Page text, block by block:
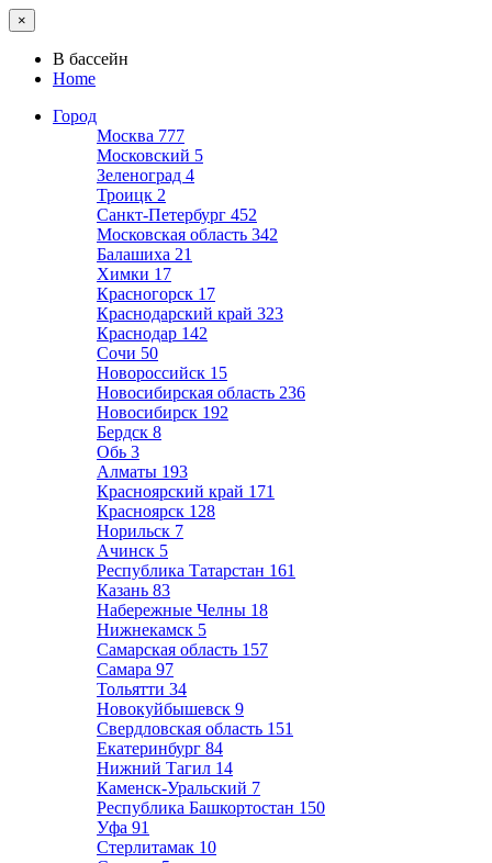
×
В бассейн
Home
Город
Москва 777
Московский 5
Зеленоград 4
Троицк 2
Санкт-Петербург 452
Московская область 342
Балашиха 21
Химки 17
Красногорск 17
Краснодарский край 323
Краснодар 142
Сочи 50
Новороссийск 15
Новосибирская область 236
Новосибирск 192
Бердск 8
Обь 3
Алматы 193
Красноярский край 171
Красноярск 128
Норильск 7
Ачинск 5
Республика Татарстан 161
Казань 83
Набережные Челны 18
Нижнекамск 5
Самарская область 157
Самара 97
Тольятти 34
Новокуйбышевск 9
Свердловская область 151
Екатеринбург 84
Нижний Тагил 14
Каменск-Уральский 7
Республика Башкортостан 150
Уфа 91
Стерлитамак 10